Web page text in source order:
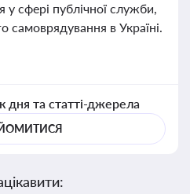
у сфері публічної служби,
самоврядування в Україні.
дня та статті-джерела